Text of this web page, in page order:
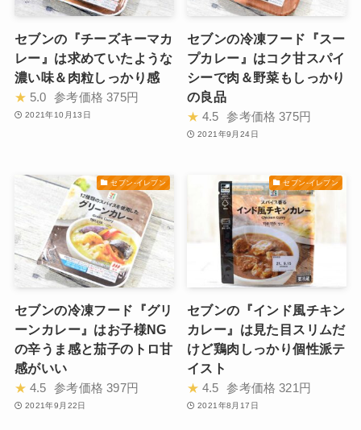
セブンの『チーズキーマカ
レー』は求めていたような
濃い味＆肉粒しっかり感
★ 5.0 参考価格 375円
2021年10月13日
セブンの冷凍フード『スー
プカレー』はコク甘スパイ
シーで肉＆野菜もしっかり
の良品
★ 4.5 参考価格 375円
2021年9月24日
セブン-イレブン
セブンの冷凍フード『グリ
ーンカレー』はお子様NG
の辛うま感と茄子のトロ甘
感がいい
★ 4.5 参考価格 397円
2021年9月22日
セブン-イレブン
セブンの『インド風チキン
カレー』は見た目スリムだ
けど鶏肉しっかり個性派テ
イスト
★ 4.5 参考価格 321円
2021年8月17日